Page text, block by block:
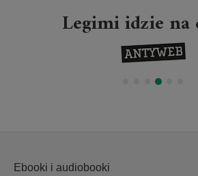
Legimi idzie na
Ebooki i audiobooki